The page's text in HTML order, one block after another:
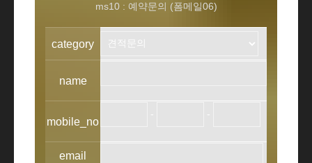
ms10 : 예약문의 (폼메일06)
category
name
mobile_no
- -
email